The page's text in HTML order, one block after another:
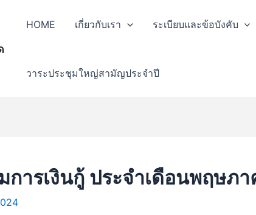
HOME เกี่ยวกับเรา ระเบียบและข้อบังคับ
วาระประชุมใหญ่สามัญประจำปี
ารเงินกู้ ประจำเดือนพฤษภ